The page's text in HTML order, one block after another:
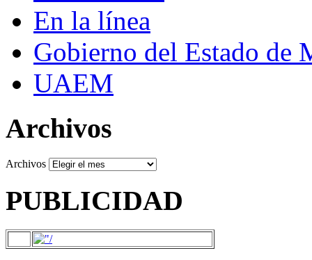
En la línea
Gobierno del Estado de
UAEM
Archivos
Archivos
PUBLICIDAD